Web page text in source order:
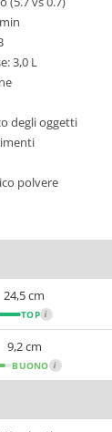
3,0 L
degli oggetti
polvere
24,5 cm
TOP i
9,2 cm
BUONO i